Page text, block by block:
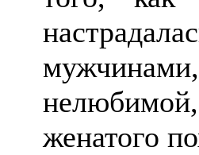
женатого